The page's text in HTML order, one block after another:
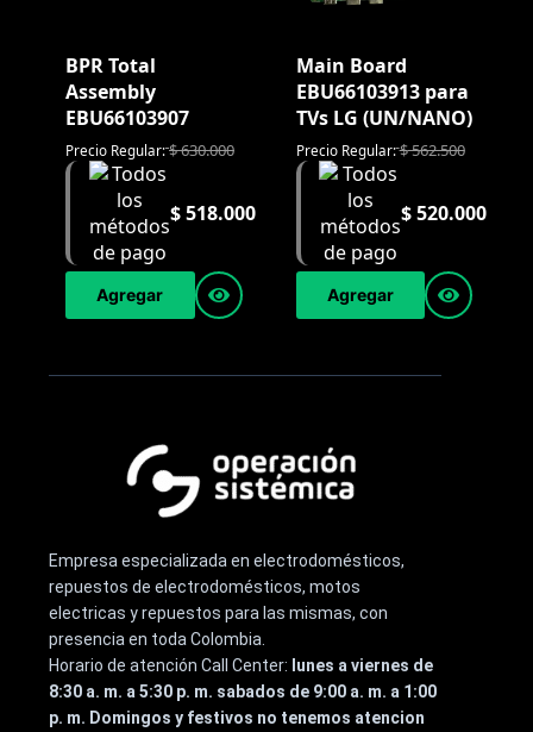
BPR Total
Assembly
EBU66103907
Precio Regular:$630.000
$518.000
Agregar
Main Board
EBU66103913 para
TVs LG (UN/NANO)
Precio Regular:$562.500
$520.000
Agregar
Empresa especializada en electrodomésticos,
repuestos de electrodomésticos, motos
electricas y repuestos para las mismas, con
presencia en toda Colombia.
Horario de atención Call Center: lunes a viernes de
8:30 a. m. a 5:30 p. m. sabados de 9:00 a. m. a 1:00
p. m. Domingos y festivos no tenemos atencion